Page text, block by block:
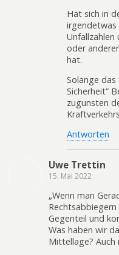
Hat sich in
irgendetwas
Unfallzahlen
oder
hat.
Solange
Sicherheit“
zugunsten
Antworten
Uwe Trettin
15. Mai 2022
„Wenn man
Gegenteil und
Was haben wir
Mittellage? Auch